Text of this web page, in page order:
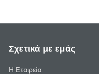
Σχετικά με εμάς
Η Εταιρεία